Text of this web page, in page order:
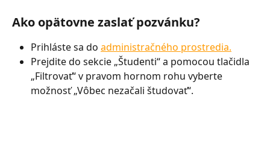
Ako opätovne zaslať pozvánku?
Prihláste sa do administračného prostredia.
Prejdite do sekcie „Študenti“ a pomocou tlačidla
„Filtrovať“ v pravom hornom rohu vyberte
možnosť „Vôbec nezačali študovať“.